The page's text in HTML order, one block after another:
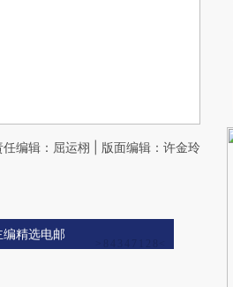
任编辑：屈运栩 | 版面编辑：许金玲
编精选电邮